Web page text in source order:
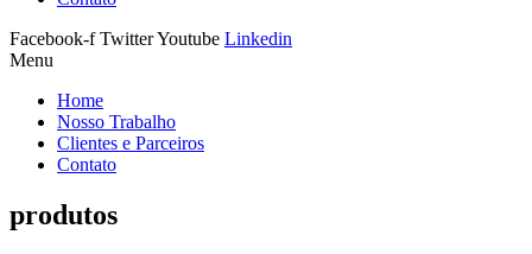
Facebook-f TwitterYoutube Linkedin
Menu
Home
Nosso Trabalho
Clientes e Parceiros
Contato
produtos